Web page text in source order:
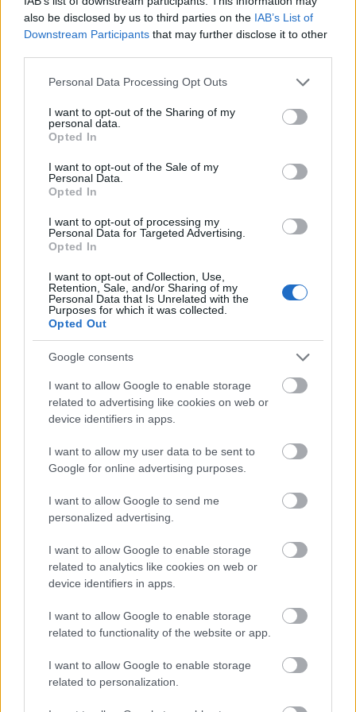
also be disclosed by us to third parties on the IAB’s List of
Downstream Participants that may further disclose it to other
Please note that this website/app uses one or more Google
not limited to your visit or usage behaviour. You may click to
grant or deny consent to Google and its third-party tags to
use your data for below specified purposes in below Google
consent section.
Personal Data Processing Opt Outs
I want to opt-out of the Sharing of my
personal data.
Opted In
I want to opt-out of the Sale of my
Personal Data.
Opted In
I want to opt-out of processing my
Personal Data for Targeted Advertising.
Opted In
I want to opt-out of Collection, Use,
Retention, Sale, and/or Sharing of my
Personal Data that Is Unrelated with the
Purposes for which it was collected.
Opted Out
Google consents
I want to allow Google to enable storage
related to advertising like cookies on web or
device identifiers in apps.
I want to allow my user data to be sent to
Google for online advertising purposes.
I want to allow Google to send me
personalized advertising.
I want to allow Google to enable storage
related to analytics like cookies on web or
device identifiers in apps.
I want to allow Google to enable storage
related to functionality of the website or app.
I want to allow Google to enable storage
related to personalization.
Doberdo
13 éve
Varga Matolcsyban bízik,(aki állítólag a javát már
Sírköves Slomó
13 éve
adórendszere van.
adóznánk) nem húztak volna el a szlovákok és
mindenki, miközben a szocik hitelből fenntartották a
látszatot.
A magyar amúgy is csalja az adót így itt a magas
ÁFA egyszerüen fontos, azt kevesebben tudják
elcsalni.
Ha egy valamit nagyon jól alakítottak át az az
devizahiteleket is vissza kell fizetni valamiből, meg
egész Európa fogyasztása 20 éves mélyponton van
will
13 éve
@Elli Vízel - The Ultimate Survivor
szocik. Sőt, valójában a kínai cseréphadsereg okozta
a mi vesztünket, azóta sem hevertük ki... A nagyon jól
egy(két)kulcsos adót, a senki által sem választott
kisvállalati adót, a 37%-os EVA-t és a drótra kötött